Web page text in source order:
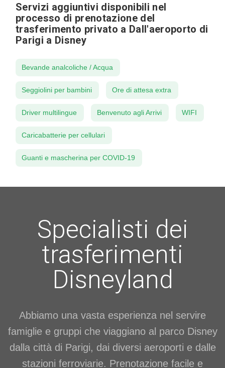
Servizi aggiuntivi disponibili nel
processo di prenotazione del
trasferimento privato a Dall'aeroporto di
Parigi a Disney
Bevande analcoliche / Acqua
Seggiolini per bambini Ore di attesa extra
Driver multilingue Benvenuto agli Arrivi WIFI
Caricabatterie per cellulari
Guanti e mascherina per COVID-19
Specialisti dei
trasferimenti
Disneyland
Abbiamo una vasta esperienza nel servire
famiglie e gruppi che viaggiano al parco Disney
dalla città di Parigi, dai diversi aeroporti e dalle
stazioni ferroviarie. Prenotazione facile e